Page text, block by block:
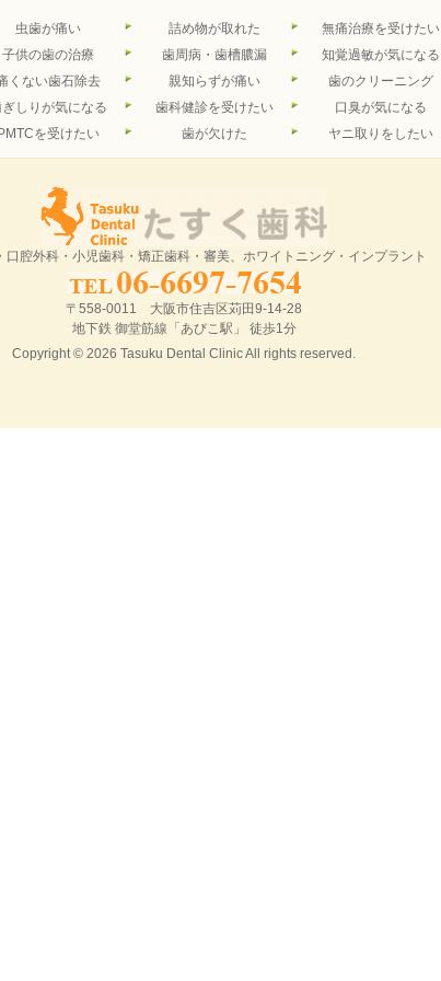
虫歯が痛い 詰め物が取れた
無痛治療を受けたい
子供の歯の治療
歯周病・歯槽膿漏
知覚過敏が気になる
くない歯石除去
親知らずが痛い
歯のクリーニング
しりが気になる
歯科健診を受けたい
口臭が気になる
PMTCを受けたい
歯が欠けた ヤニ取りをしたい
口腔外科・小児歯科・矯正歯科・審美、ホワイトニング・インプラント
〒558-0011 大阪市住吉区苅田9-14-28
地下鉄 御堂筋線「あびこ駅」 徒歩1分
Copyright © 2026 Tasuku Dental ClinicAll rights reserved.